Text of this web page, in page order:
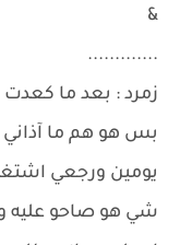
&
.............
زمرد : بعد ما
بس هو هم ما آذاني
يومين ورجعي
شي هو صاحو عليه